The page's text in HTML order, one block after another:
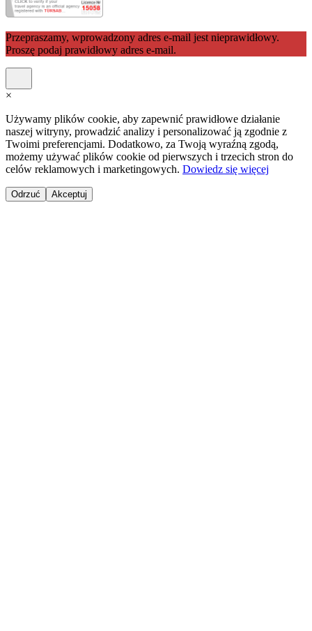
Przepraszamy, wprowadzony adres e-mail jest nieprawidłowy.
Proszę podaj prawidłowy adres e-mail.
×
Używamy plików cookie, aby zapewnić prawidłowe działanie
naszej witryny, prowadzić analizy i personalizować ją zgodnie z
Twoimi preferencjami. Dodatkowo, za Twoją wyraźną zgodą,
możemy używać plików cookie od pierwszych i trzecich stron do
celów reklamowych i marketingowych. Dowiedz się więcej
Odrzuć Akceptuj